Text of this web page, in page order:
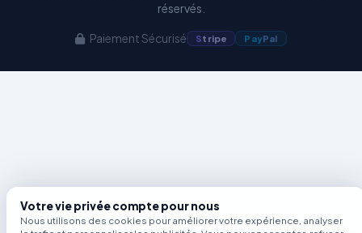
réservés.
Paiement Sécurisé Stripe PayPal
Votre vie privée compte pour nous
Nous utilisons des cookies pour améliorer votre expérience, analyser